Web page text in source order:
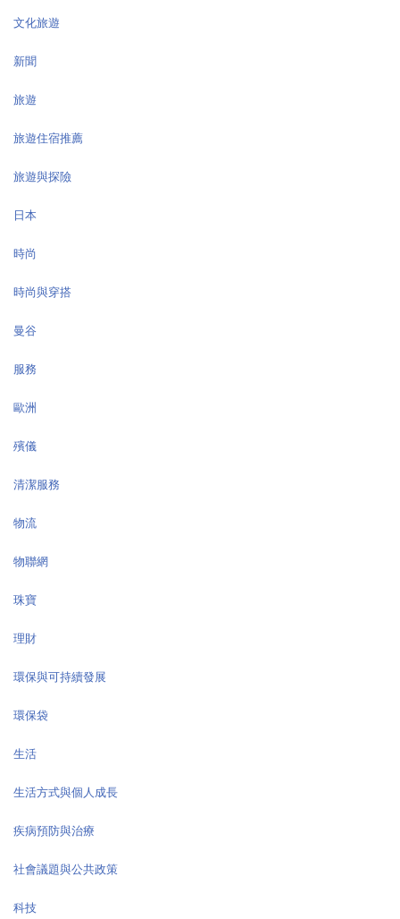
文化旅遊
新聞
旅遊
旅遊住宿推薦
旅遊與探險
日本
時尚
時尚與穿搭
曼谷
服務
歐洲
殯儀
清潔服務
物流
物聯網
珠寶
理財
環保與可持續發展
環保袋
生活
生活方式與個人成長
疾病預防與治療
社會議題與公共政策
科技